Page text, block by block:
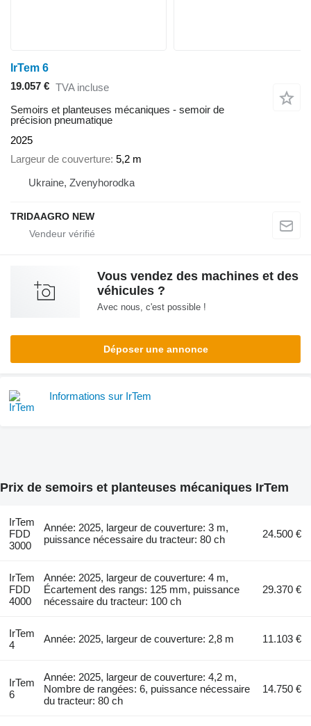
IrTem 6
19.057 € TVA incluse
Semoirs et planteuses mécaniques - semoir de
précision pneumatique
2025
Largeur de couverture 5,2 m
Ukraine, Zvenyhorodka
TRIDAAGRO NEW
Vous vendez des machines et des
véhicules ?
Avec nous, c'est possible !
Déposer une annonce
Informations sur IrTem
Prix de semoirs et planteuses mécaniques IrTem
IrTem
FDD
3000
Année: 2025, largeur de couverture: 3 m,
puissance nécessaire du tracteur: 80 ch
24.500 €
IrTem
FDD
4000
Année: 2025, largeur de couverture: 4 m,
Écartement des rangs: 125 mm, puissance
nécessaire du tracteur: 100 ch
29.370 €
IrTem
4
Année: 2025, largeur de couverture: 2,8 m 11.103 €
IrTem
6
Année: 2025, largeur de couverture: 4,2 m,
Nombre de rangées: 6, puissance nécessaire
du tracteur: 80 ch
14.750 €